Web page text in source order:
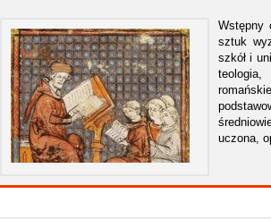
Wstępny
sztuk
szkół i
uczona,